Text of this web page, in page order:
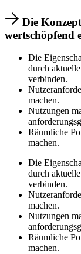
Die
wertschöpfend
Die
durch
verbinden.
machen.
Nutzungen
Räumliche
machen.
Die
durch
verbinden.
machen.
Nutzungen
Räumliche
machen.